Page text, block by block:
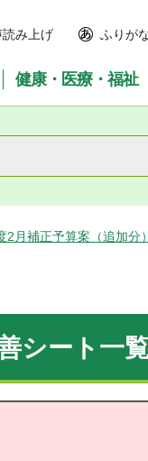
読み上げ ふりが
健康・医療・福祉
2月補正予算案（追加分
ート一覧